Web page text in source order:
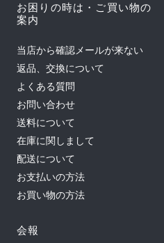
お困りの時は・ご買い物の
案内
当店から確認メールが来ない
返品、交換について
よくある質問
お問い合わせ
送料について
在庫に関しまして
配送について
お支払いの方法
お買い物の方法
会報